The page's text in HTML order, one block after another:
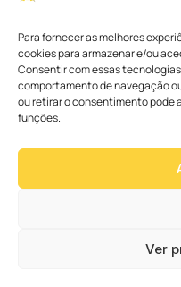
Para fornecer as melhores
cookies para armazenar e/ou
Consentir com essas
comportamento de navegação
ou retirar o consentimento pode
funções.
Ver
Notícias
Notícias da Arquidiocese
Notícias Cáritas
Palavra dos Bispos